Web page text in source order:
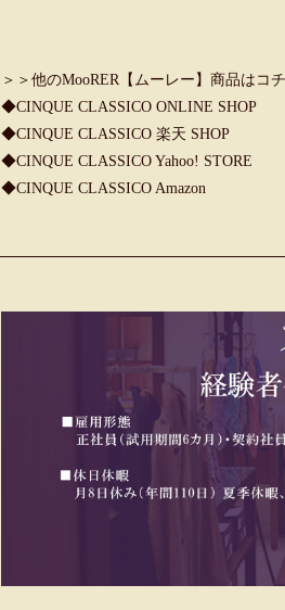
＞＞他のMooRER【ムーレー】商品はコ
◆CINQUE CLASSICO ONLINE SHOP
◆CINQUE CLASSICO 楽天 SHOP
◆CINQUE CLASSICO Yahoo! STORE
◆CINQUE CLASSICO Amazon